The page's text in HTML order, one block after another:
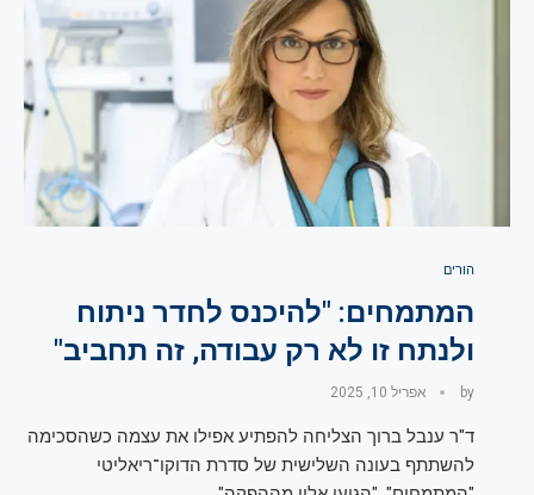
הורים
המתמחים: "להיכנס לחדר ניתוח
ולנתח זו לא רק עבודה, זה תחביב"
by אפריל 10, 2025
ד"ר ענבל ברוך הצליחה להפתיע אפילו את עצמה כשהסכימה
להשתתף בעונה השלישית של סדרת הדוקו־ריאליטי